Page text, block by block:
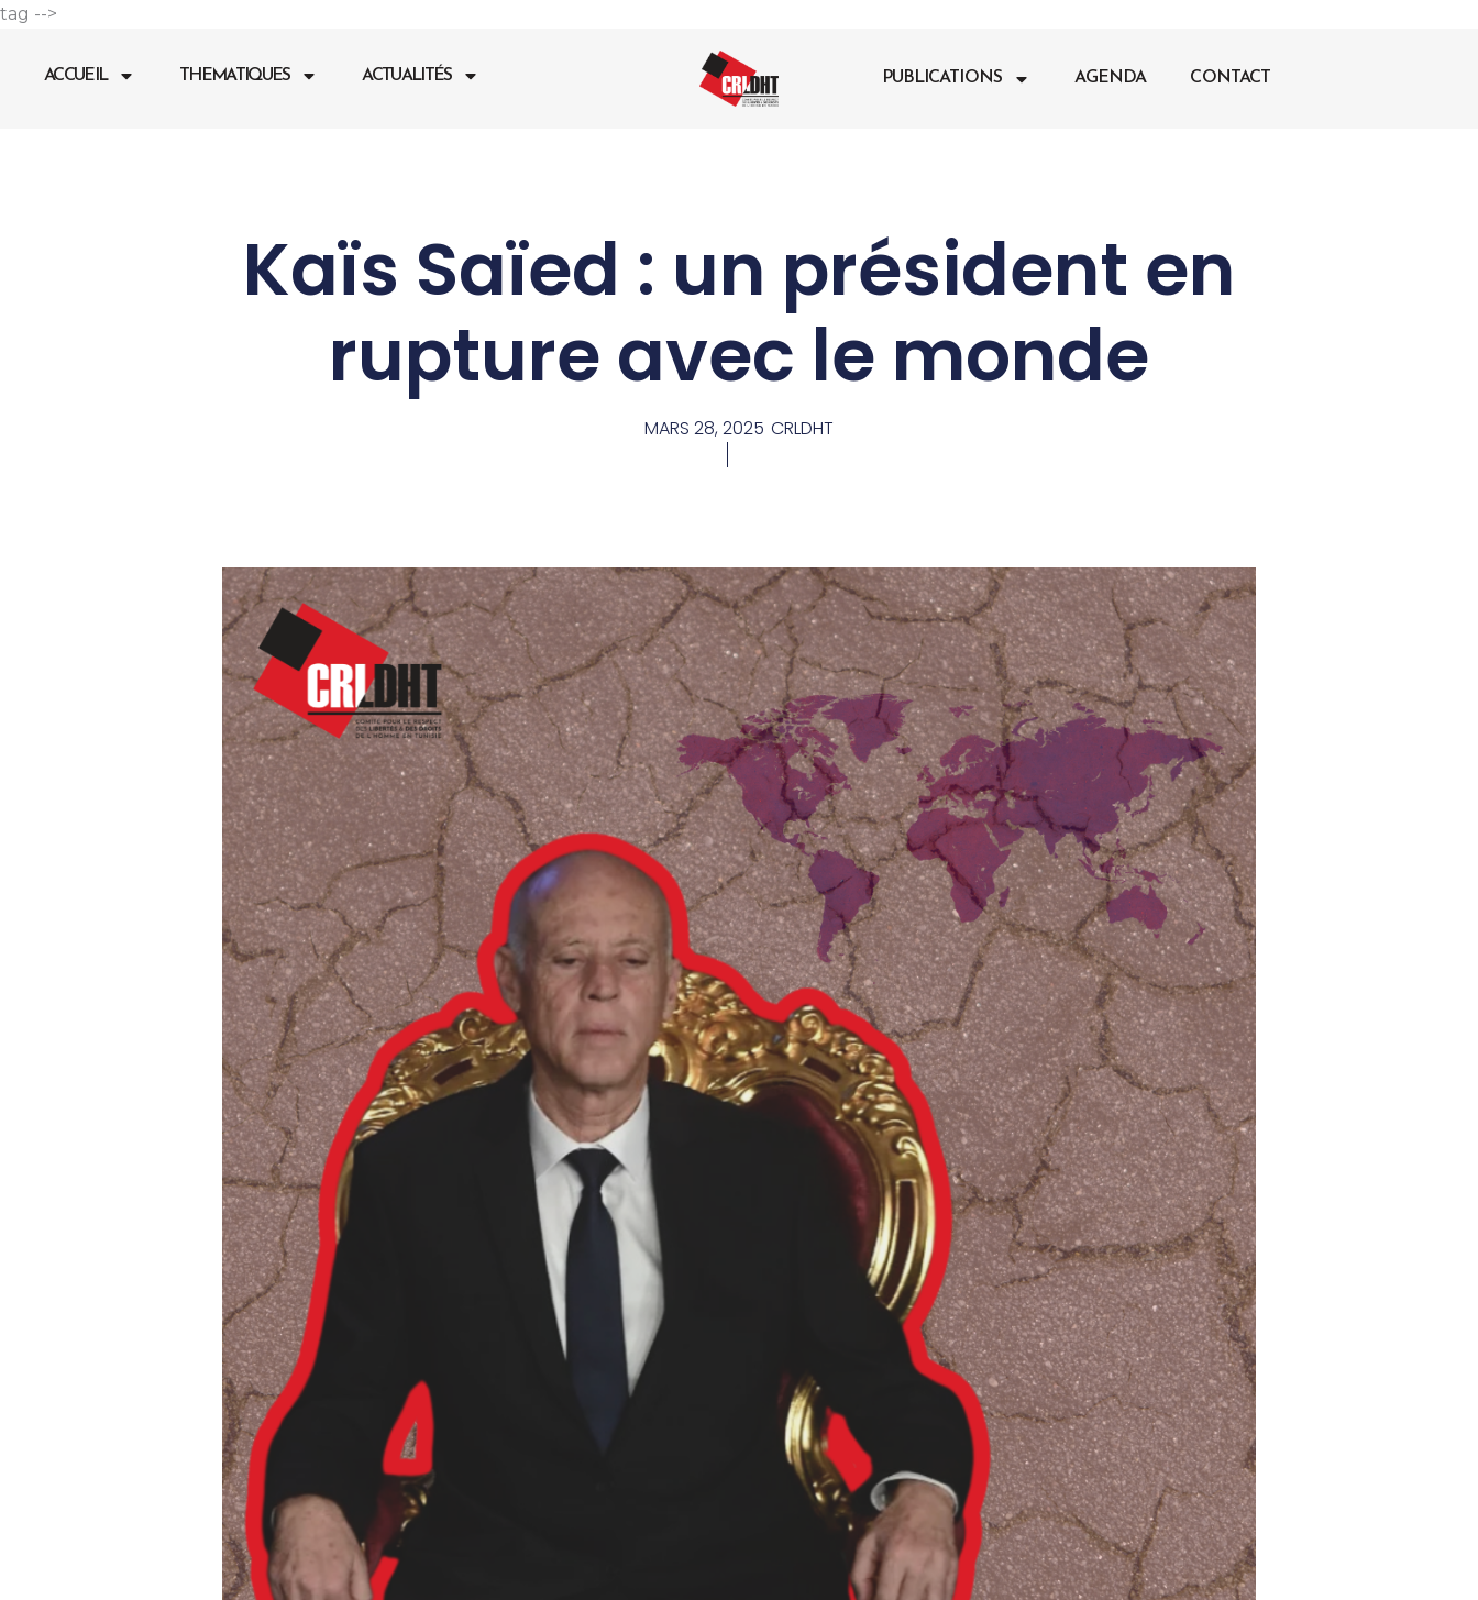
tag -->
contenu
ACCUEIL THEMATIQUES ACTUALITÉS PUBLICATIONS AGENDA CONTACT
Kaïs Saïed : un président en
rupture avec le monde
MARS 28, 2025 CRLDHT